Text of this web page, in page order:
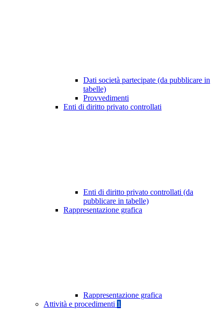
Dati società partecipate (da pubblicare in
tabelle)
Provvedimenti
Enti di diritto privato controllati
Enti di diritto privato controllati (da
pubblicare in tabelle)
Rappresentazione grafica
Rappresentazione grafica
Attività e procedimenti 1